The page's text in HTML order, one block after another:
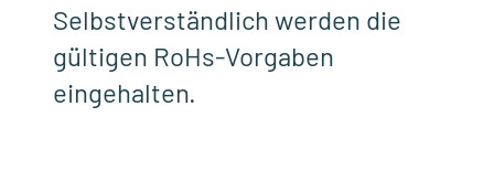
Selbstverständlich werden die
gültigen RoHs-Vorgaben
eingehalten.